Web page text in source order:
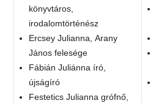
könyvtáros,
irodalomtörténész
Ercsey Julianna, Arany
János felesége
Fábián Juliánna író,
újságíró
Festetics Julianna grófnő,